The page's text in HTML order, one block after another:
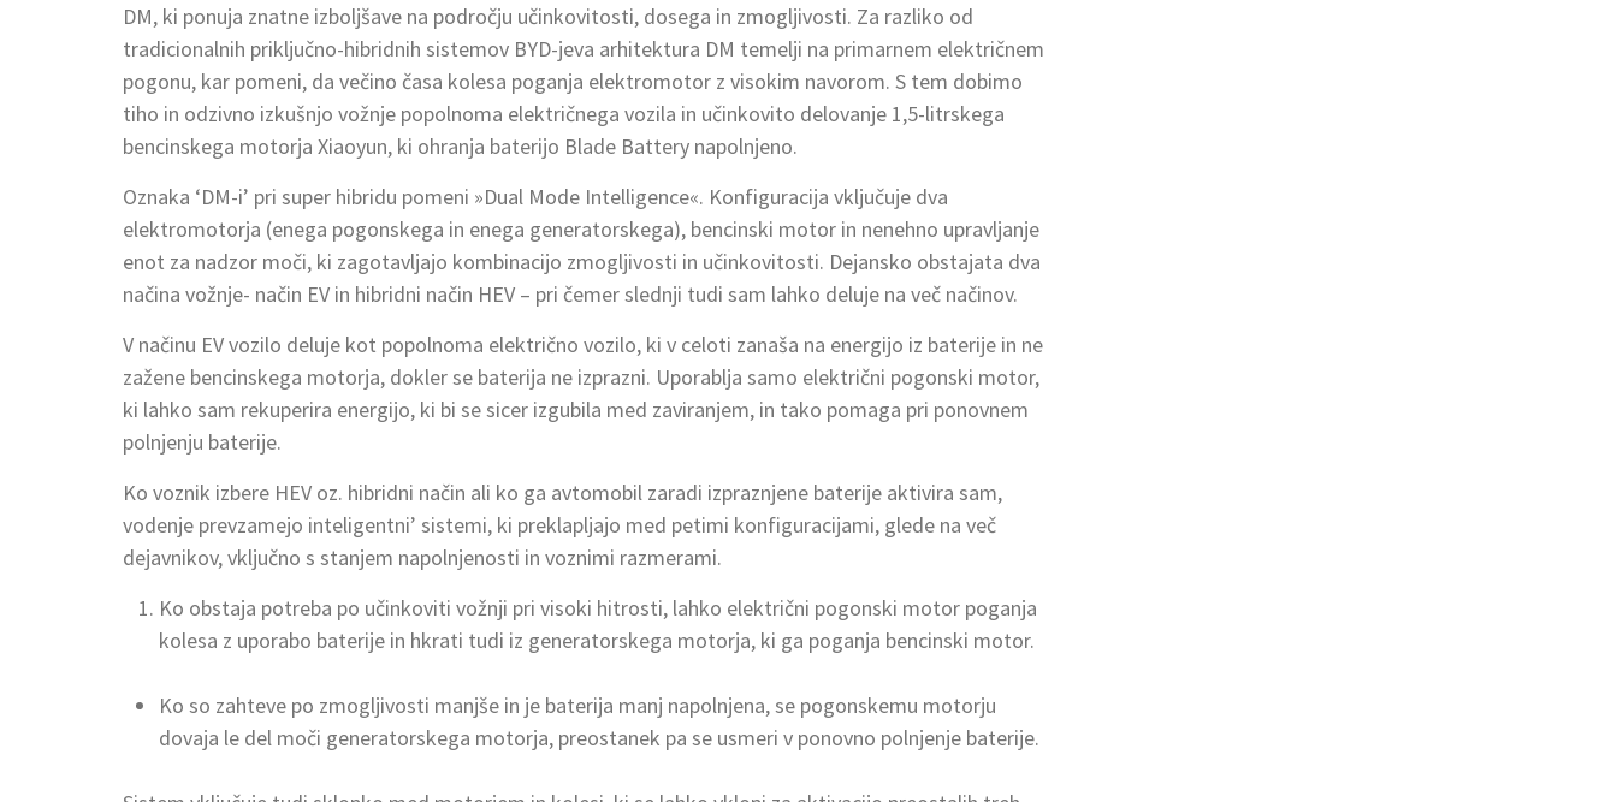
DM, ki ponuja znatne izboljšave na področju učinkovitosti, dosega in zmogljivosti. Za razliko od
tradicionalnih priključno-hibridnih sistemov BYD-jeva arhitektura DM temelji na primarnem električnem
pogonu, kar pomeni, da večino časa kolesa poganja elektromotor z visokim navorom. S tem dobimo
tiho in odzivno izkušnjo vožnje popolnoma električnega vozila in učinkovito delovanje 1,5-litrskega
bencinskega motorja Xiaoyun, ki ohranja baterijo Blade Battery napolnjeno.
Oznaka ‘DM-i’ pri super hibridu pomeni »Dual Mode Intelligence«. Konfiguracija vključuje dva
elektromotorja (enega pogonskega in enega generatorskega), bencinski motor in nenehno upravljanje
enot za nadzor moči, ki zagotavljajo kombinacijo zmogljivosti in učinkovitosti. Dejansko obstajata dva
načina vožnje- način EV in hibridni način HEV – pri čemer slednji tudi sam lahko deluje na več načinov.
V načinu EV vozilo deluje kot popolnoma električno vozilo, ki v celoti zanaša na energijo iz baterije in ne
zažene bencinskega motorja, dokler se baterija ne izprazni. Uporablja samo električni pogonski motor,
ki lahko sam rekuperira energijo, ki bi se sicer izgubila med zaviranjem, in tako pomaga pri ponovnem
polnjenju baterije.
Ko voznik izbere HEV oz. hibridni način ali ko ga avtomobil zaradi izpraznjene baterije aktivira sam,
vodenje prevzamejo inteligentni’ sistemi, ki preklapljajo med petimi konfiguracijami, glede na več
dejavnikov, vključno s stanjem napolnjenosti in voznimi razmerami.
Ko obstaja potreba po učinkoviti vožnji pri visoki hitrosti, lahko električni pogonski motor poganja
kolesa z uporabo baterije in hkrati tudi iz generatorskega motorja, ki ga poganja bencinski motor.
Ko so zahteve po zmogljivosti manjše in je baterija manj napolnjena, se pogonskemu motorju
dovaja le del moči generatorskega motorja, preostanek pa se usmeri v ponovno polnjenje baterije.